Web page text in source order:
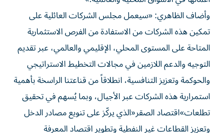
وأضاف الظاهري: «سيعمل مجلس الشركات العائلية على
تمكين هذه الشركات من الاستفادة من الفرص الاستثمارية
المتاحة على المستوى المحلي، الإقليمي والعالمي، عبر تقديم
التوجيه والدعم اللازمين في مجالات التخطيط الاستراتيجي
والحوكمة وتعزيز التنافسية، انطلاقاً من قناعتنا الراسخة بأهمية
استمرارية هذه الشركات عبر الأجيال، وبما يُسهم في تحقيق
تطلعات»اقتصاد الصقر«الذي يركّز على تنويع مصادر الدخل
وتعزيز القطاعات غير النفطية وتطوير اقتصاد المعرفة